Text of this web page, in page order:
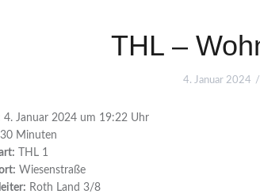
THL –
4. Januar 2024
4. Januar 2024 um 19:22 Uhr
30 Minuten
THL 1
Wiesenstraße
Roth Land 3/8